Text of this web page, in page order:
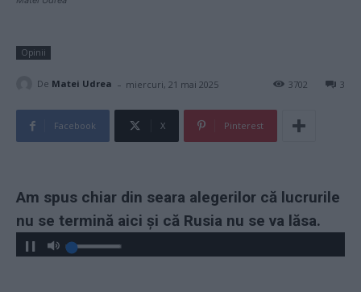
Opinii
De Matei Udrea - miercuri, 21 mai 2025 3
3702
Facebook X Pinterest
Am spus chiar din seara alegerilor că lucrurile
nu se termină aici și că Rusia nu se va lăsa.